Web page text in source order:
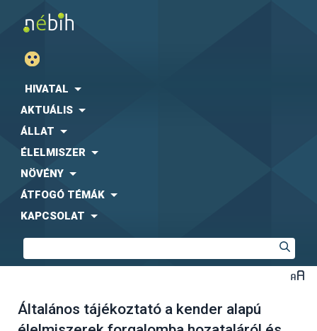
HIVATAL
AKTUÁLIS
ÁLLAT
ÉLELMISZER
NÖVÉNY
ÁTFOGÓ TÉMÁK
KAPCSOLAT
Általános tájékoztató a kender alapú